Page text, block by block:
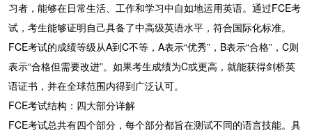
习者，能够在日常生活、工作和学习中自如地运用英语。通过FCE考
试，考生能够证明自己具备了中高级英语水平，符合国际化标准。
FCE考试的成绩等级从A到C不等，A表示“优秀”，B表示“合格”，C则
表示“合格但需要改进”。如果考生成绩为C或更高，就能获得剑桥英
语证书，并在全球范围内得到广泛认可。
FCE考试结构：四大部分详解
FCE考试总共有四个部分，每个部分都旨在测试不同的语言技能。具